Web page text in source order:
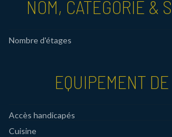
NOM, CATÉGORIE &
Nombre d'étages
EQUIPEMENT
Accès handicapés
Cuisine